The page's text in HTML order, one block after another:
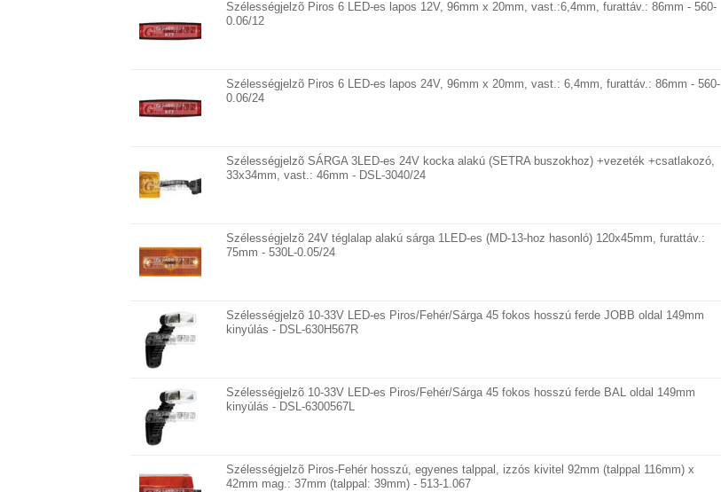
Szélességjelzõ Piros 6 LED-es lapos 12V, 96mm x 20mm, vast.:6,4mm, furattáv.: 86mm - 560-
0.06/12
Szélességjelzõ Piros 6 LED-es lapos 24V, 96mm x 20mm, vast.: 6,4mm, furattáv.: 86mm - 560-
0.06/24
Szélességjelzõ SÁRGA 3LED-es 24V kocka alakú (SETRA buszokhoz) +vezeték +csatlakozó,
33x34mm, vast.: 46mm - DSL-3040/24
Szélességjelzõ 24V téglalap alakú sárga 1LED-es (MD-13-hoz hasonló) 120x45mm, furattáv.:
75mm - 530L-0.05/24
Szélességjelzõ 10-33V LED-es Piros/Fehér/Sárga 45 fokos hosszú ferde JOBB oldal 149mm
kinyúlás - DSL-630H567R
Szélességjelzõ 10-33V LED-es Piros/Fehér/Sárga 45 fokos hosszú ferde BAL oldal 149mm
kinyúlás - DSL-6300567L
Szélességjelzõ Piros-Fehér hosszú, egyenes talppal, izzós kivitel 92mm (talppal 116mm) x
42mm mag.: 37mm (talppal: 39mm) - 513-1.067